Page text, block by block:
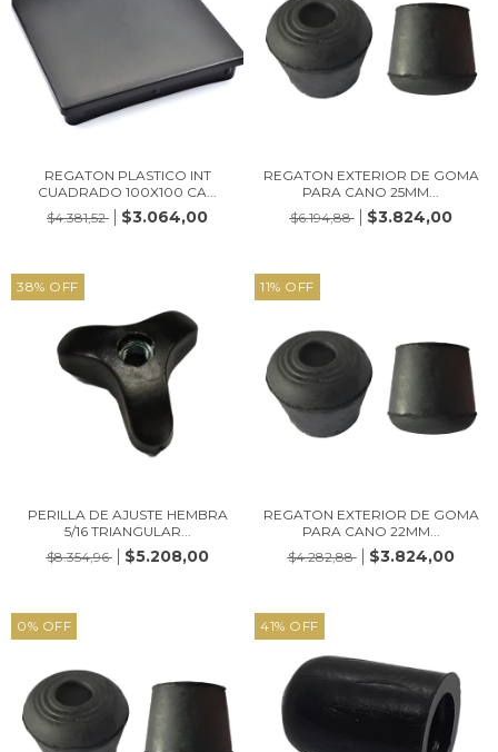
REGATON PLASTICO INT
CUADRADO 100X100 CA...
$4.381,52
$3.064,00
REGATON EXTERIOR DE GOMA
PARA CANO 25MM...
$6.194,88
$3.824,00
38% OFF
PERILLA DE AJUSTE HEMBRA
5/16 TRIANGULAR...
$8.354,96
$5.208,00
11% OFF
REGATON EXTERIOR DE GOMA
PARA CANO 22MM...
$4.282,88
$3.824,00
0% OFF 41% OFF